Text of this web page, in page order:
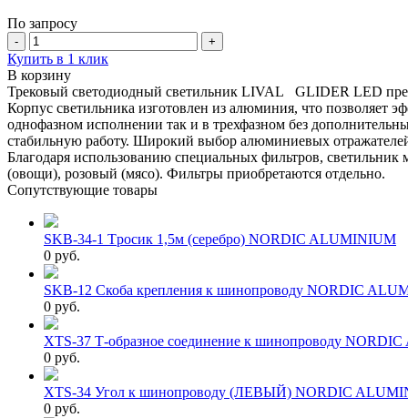
По запросу
- +
Купить в 1 клик
В корзину
Трековый светодиодный светильник LIVAL GLIDER LED
Корпус светильника изготовлен из алюминия, что позволяет
однофазном исполнении так и в трехфазном без
стабильную работу. Широкий выбор алюминиевых
Благодаря использованию специальных фильтров,
(овощи), розовый (мясо). Фильтры приобретаются отдельно.
Сопутствующие товары
SKB-34-1 Tросик 1,5м (серебро) NORDIC ALUMINIUM
0 руб.
SKB-12 Скоба крепления к шинопроводу NORDIC
0 руб.
XTS-37 Т-образное соединение к шинопроводу
0 руб.
XTS-34 Угол к шинопроводу (ЛЕВЫЙ) NORDIC
0 руб.